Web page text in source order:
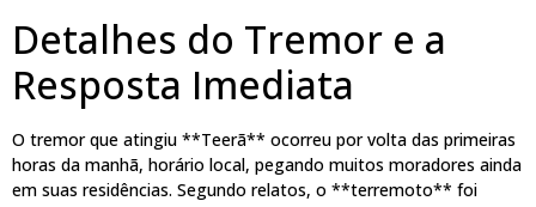
Detalhes do Tremor e a
Resposta Imediata
O tremor que atingiu **Teerã** ocorreu por volta das primeiras
horas da manhã, horário local, pegando muitos moradores ainda
em suas residências. Segundo relatos, o **terremoto** foi